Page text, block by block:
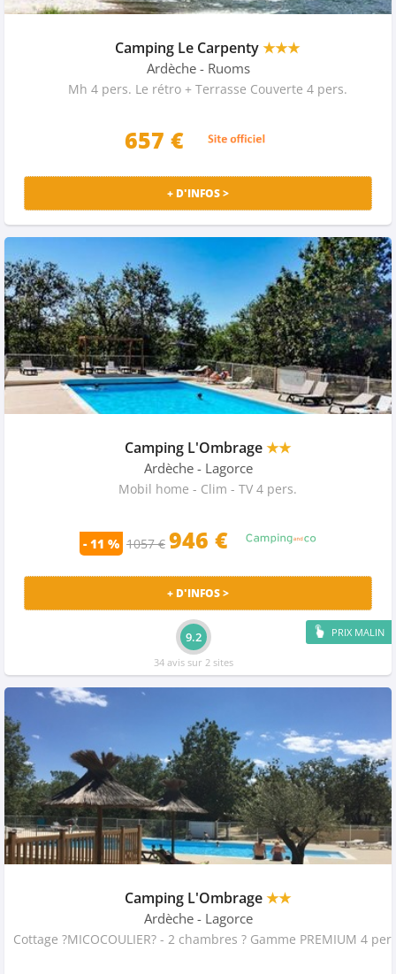
Camping Le Carpenty★★★
Ardèche - Ruoms
Mh 4 pers. Le rétro + Terrasse Couverte 4 pers.
657 €
+ D'INFOS >
Camping L'Ombrage★★
Ardèche - Lagorce
Mobil home - Clim - TV 4 pers.
- 11 % 1057 € 946 €
PRIX MALIN
+ D'INFOS >
9.2
34 avis sur 2 sites
Camping L'Ombrage★★
Ardèche - Lagorce
Cottage ?MICOCOULIER? - 2 chambres ? Gamme PREMIUM 4